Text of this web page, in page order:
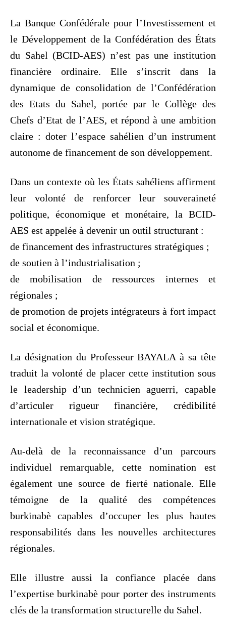
La Banque Confédérale pour l’Investissement et
le Développement de la Confédération des États
du Sahel (BCID-AES) n’est pas une institution
financière ordinaire. Elle s’inscrit dans la
dynamique de consolidation de l’Confédération
des Etats du Sahel, portée par le Collège des
Chefs d’Etat de l’AES, et répond à une ambition
claire : doter l’espace sahélien d’un instrument
autonome de financement de son développement.
Dans un contexte où les États sahéliens affirment
leur volonté de renforcer leur souveraineté
politique, économique et monétaire, la BCID-
AES est appelée à devenir un outil structurant :
de financement des infrastructures stratégiques ;
de soutien à l’industrialisation ;
de mobilisation de ressources internes et
régionales ;
de promotion de projets intégrateurs à fort impact
social et économique.
La désignation du Professeur BAYALA à sa tête
traduit la volonté de placer cette institution sous
le leadership d’un technicien aguerri, capable
d’articuler rigueur financière, crédibilité
internationale et vision stratégique.
Au-delà de la reconnaissance d’un parcours
individuel remarquable, cette nomination est
également une source de fierté nationale. Elle
témoigne de la qualité des compétences
burkinabè capables d’occuper les plus hautes
responsabilités dans les nouvelles architectures
régionales.
Elle illustre aussi la confiance placée dans
l’expertise burkinabè pour porter des instruments
clés de la transformation structurelle du Sahel.